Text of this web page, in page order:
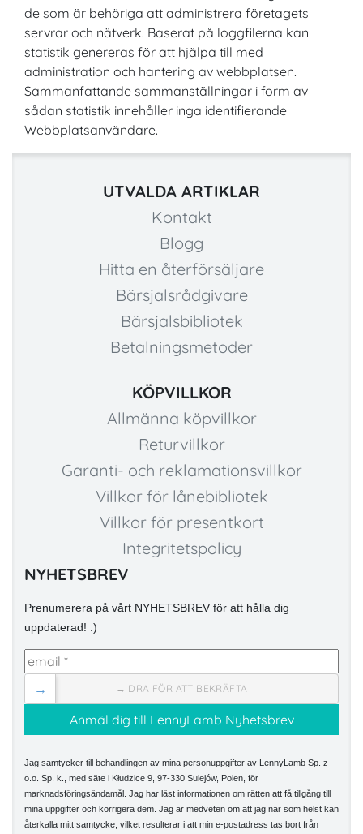
de som är behöriga att administrera företagets
servrar och nätverk. Baserat på loggfilerna kan
statistik genereras för att hjälpa till med
administration och hantering av webbplatsen.
Sammanfattande sammanställningar i form av
sådan statistik innehåller inga identifierande
Webbplatsanvändare.
UTVALDA ARTIKLAR
Kontakt
Blogg
Hitta en återförsäljare
Bärsjalsrådgivare
Bärsjalsbibliotek
Betalningsmetoder
KÖPVILLKOR
Allmänna köpvillkor
Returvillkor
Garanti- och reklamationsvillkor
Villkor för lånebibliotek
Villkor för presentkort
Integritetspolicy
NYHETSBREV
Prenumerera på vårt NYHETSBREV för att hålla dig
uppdaterad! :)
→ DRA FÖR ATT BEKRÄFTA
→
Jag samtycker till behandlingen av mina personuppgifter av LennyLamb Sp. z
o.o. Sp. k., med säte i Kłudzice 9, 97-330 Sulejów, Polen, för
marknadsföringsändamål. Jag har läst informationen om rätten att få tillgång till
mina uppgifter och korrigera dem. Jag är medveten om att jag när som helst kan
återkalla mitt samtycke, vilket resulterar i att min e-postadress tas bort från